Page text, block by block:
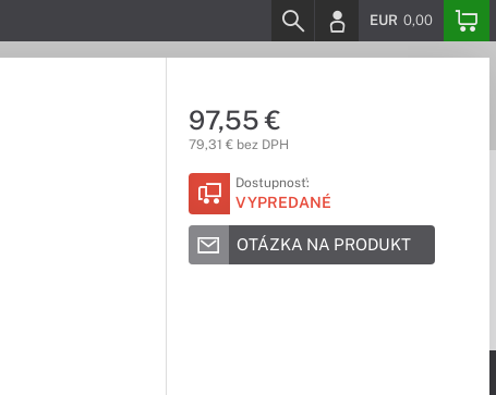
EUR 0,00
97,55 €
79,31 € bez DPH
Dostupnosť:
VYPREDANÉ
OTÁZKA NA PRODUKT